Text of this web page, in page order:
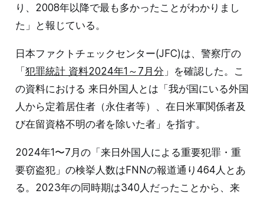
り、2008年以降で最も多かったことがわかりまし
た」と報じている。
日本ファクトチェックセンター(JFC)は、警察庁の
「犯罪統計 資料2024年1～7月分 」を確認した。こ
の資料における 来日外国人とは「我が国にいる外国
人から定着居住者（永住者等）、在日米軍関係者及
び在留資格不明の者を除いた者」を指す。
2024年1〜7月の「来日外国人による重要犯罪・重
要窃盗犯」の検挙人数はFNNの報道通り464人とあ
る。2023年の同時期は340人だったことから、来